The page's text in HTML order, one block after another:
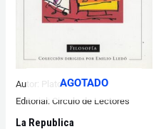
AGOTADO
Autor:
Platon
Editorial: Circulo de Lectores
La Republica